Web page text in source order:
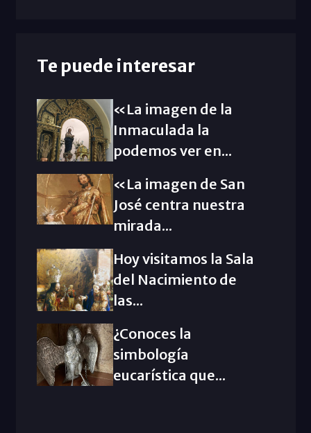
Te puede interesar
«La imagen de la
Inmaculada la
podemos ver en...
«La imagen de San
José centra nuestra
mirada...
Hoy visitamos la Sala
del Nacimiento de
las...
¿Conoces la
simbología
eucarística que...